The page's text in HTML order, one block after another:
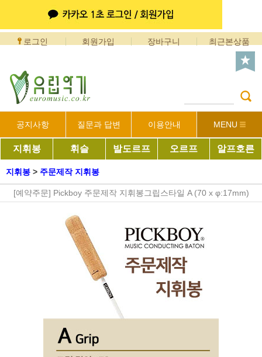
로그인 회원가입 장바구니 최근본상품
공지사항 질문과 답변 이용안내 MENU
지휘봉 휘슬 발도르프 오르프 알프호른
지휘봉 > 주문제작 지휘봉
[예약주문] Pickboy 주문제작 지휘봉그립스타일 A (70 x φ:17mm)